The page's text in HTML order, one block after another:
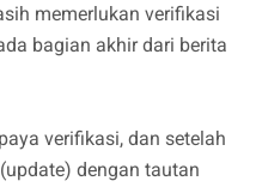
memerlukan verifikasi
bagian akhir dari berita
verifikasi, dan setelah
dengan tautan